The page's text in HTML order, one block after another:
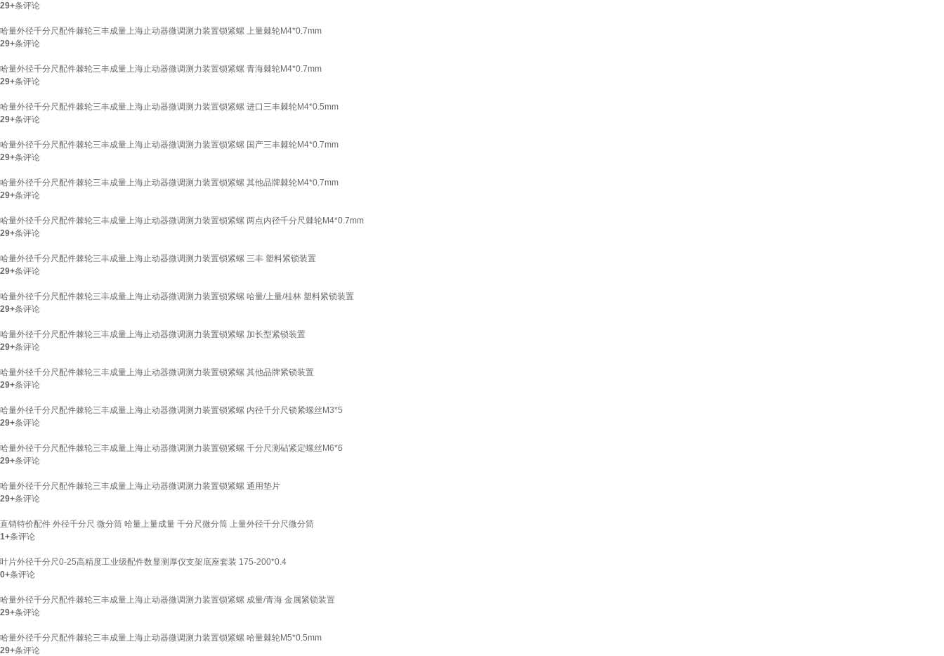
29+条评论
哈量外径千分尺配件棘轮三丰成量上海止动器微调测力装置锁紧螺 上量棘轮M4*0.7mm
29+条评论
哈量外径千分尺配件棘轮三丰成量上海止动器微调测力装置锁紧螺 青海棘轮M4*0.7mm
29+条评论
哈量外径千分尺配件棘轮三丰成量上海止动器微调测力装置锁紧螺 进口三丰棘轮M4*0.5mm
29+条评论
哈量外径千分尺配件棘轮三丰成量上海止动器微调测力装置锁紧螺 国产三丰棘轮M4*0.7mm
29+条评论
哈量外径千分尺配件棘轮三丰成量上海止动器微调测力装置锁紧螺 其他品牌棘轮M4*0.7mm
29+条评论
哈量外径千分尺配件棘轮三丰成量上海止动器微调测力装置锁紧螺 两点内径千分尺棘轮M4*0.7mm
29+条评论
哈量外径千分尺配件棘轮三丰成量上海止动器微调测力装置锁紧螺 三丰 塑料紧锁装置
29+条评论
哈量外径千分尺配件棘轮三丰成量上海止动器微调测力装置锁紧螺 哈量/上量/桂林 塑料紧锁装置
29+条评论
哈量外径千分尺配件棘轮三丰成量上海止动器微调测力装置锁紧螺 加长型紧锁装置
29+条评论
哈量外径千分尺配件棘轮三丰成量上海止动器微调测力装置锁紧螺 其他品牌紧锁装置
29+条评论
哈量外径千分尺配件棘轮三丰成量上海止动器微调测力装置锁紧螺 内径千分尺锁紧螺丝M3*5
29+条评论
哈量外径千分尺配件棘轮三丰成量上海止动器微调测力装置锁紧螺 千分尺测砧紧定螺丝M6*6
29+条评论
哈量外径千分尺配件棘轮三丰成量上海止动器微调测力装置锁紧螺 通用垫片
29+条评论
直销特价配件 外径千分尺 微分筒 哈量上量成量 千分尺微分筒 上量外径千分尺微分筒
1+条评论
叶片外径千分尺0-25高精度工业级配件数显测厚仪支架底座套装 175-200*0.4
0+条评论
哈量外径千分尺配件棘轮三丰成量上海止动器微调测力装置锁紧螺 成量/青海 金属紧锁装置
29+条评论
哈量外径千分尺配件棘轮三丰成量上海止动器微调测力装置锁紧螺 哈量棘轮M5*0.5mm
29+条评论